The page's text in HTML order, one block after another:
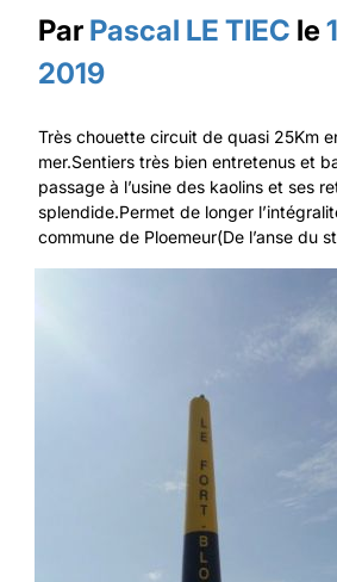
Par Pascal LE TIEC le
2019
Très chouette circuit de quasi 25Km
mer.Sentiers très bien entretenus et
passage à l’usine des kaolins et ses
splendide.Permet de longer
commune de Ploemeur(De l’anse du